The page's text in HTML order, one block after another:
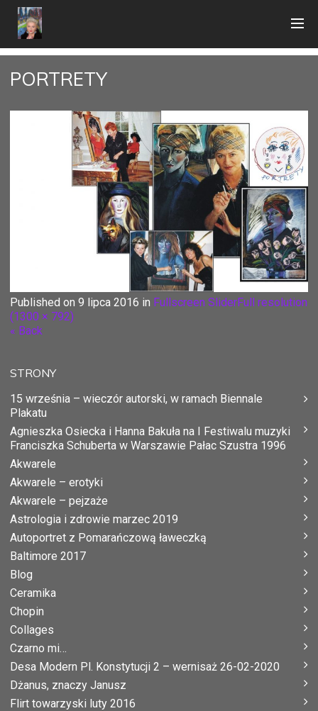
PORTRETY
Published on 9 lipca 2016 in Fullscreen SliderFull resolution
(1300 × 792)
« Back
STRONY
15 września – wieczór autorski, w ramach Biennale
Plakatu
Agnieszka Osiecka i Hanna Bakuła na I Festiwalu muzyki
Franciszka Schuberta w Warszawie Pałac Szustra 1996
Akwarele
Akwarele – erotyki
Akwarele – pejzaże
Astrologia i zdrowie marzec 2019
Autoportret z Pomarańczową ławeczką
Baltimore 2017
Blog
Ceramika
Chopin
Collages
Czarno mi…
Desa Modern Pl. Konstytucji 2 – wernisaż 26-02-2020
Dżanus, znaczy Janusz
Flirt towarzyski luty 2016